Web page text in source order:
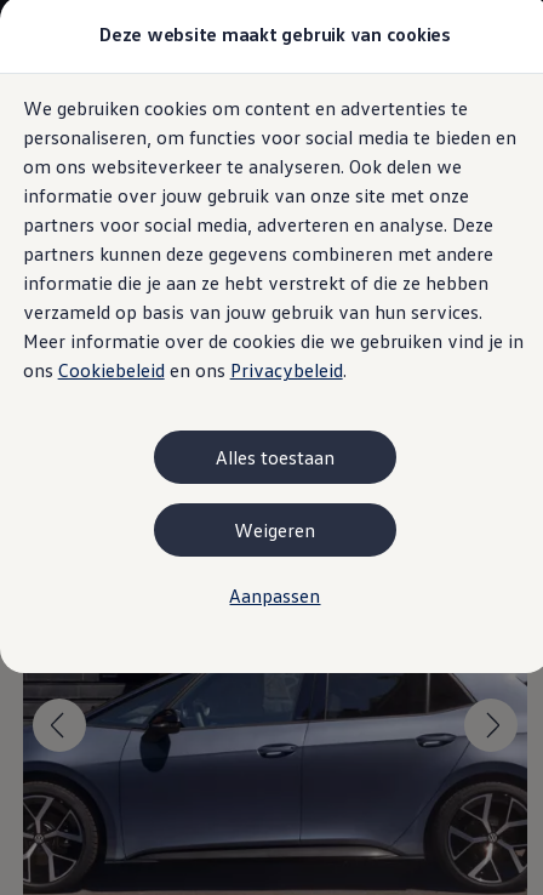
Deze website maakt gebruik van cookies
We gebruiken cookies om content en advertenties te
personaliseren, om functies voor social media te bieden en
om ons websiteverkeer te analyseren. Ook delen we
informatie over jouw gebruik van onze site met onze
partners voor social media, adverteren en analyse. Deze
partners kunnen deze gegevens combineren met andere
informatie die je aan ze hebt verstrekt of die ze hebben
verzameld op basis van jouw gebruik van hun services.
Meer informatie over de cookies die we gebruiken vind je in
ons Cookiebeleid en ons Privacybeleid.
Alles toestaan
Weigeren
Aanpassen
Ga naar
pagina
content
Ga
naar
footer
Modellen & Samenstellen
Stel jouw Volkswagen samen
Onze voorraad
Onze occasions
Bekijk onze acties
Vergelijk onze modellen
Lease & Financiering
Zakelijk
Full Operational Lease
Financial Lease
Bijtelling
Eigen bijdrage
Help mij kiezen
Privé
Private Lease
Financieren
Help mij kiezen
Private Lease
Verzekering
Elektrisch & Hybride
Hybride rijden
Hybride modellen
Plug-in hybride
Full hybride
Opladen
Kosten
EV-routeplanner
Meer over opladen
Bereken het elektrische rijbereik
Service & Onderhoud
Onderhoud
Exterieur
Strak ontwerp.
Helemaal nieuw.